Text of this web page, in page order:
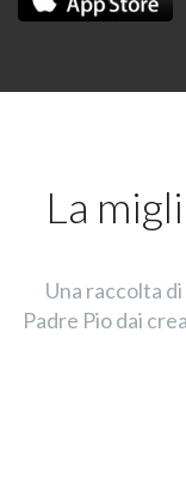
La
Una raccolta
Padre Pio dai